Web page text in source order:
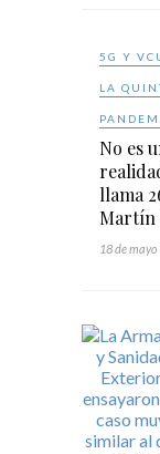
5G Y
LA
No es
llama
Martín
18 de